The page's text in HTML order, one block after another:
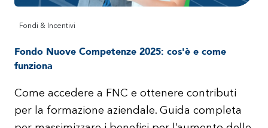
Fondi & Incentivi
Fondo Nuove Competenze 2025: cos'è e come
funziona
Come accedere a FNC e ottenere contributi
per la formazione aziendale. Guida completa